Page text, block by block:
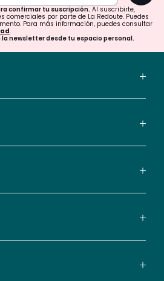
para
confirmar
tu
suscripción.
aceptas
comerciales
personalizadas
parte
Redoute.
confirmar tu suscripción. Al suscribirte,
por parte de La Redoute. Puedes
Para más información, puedes consultar
.
newsletter desde tu espacio personal.